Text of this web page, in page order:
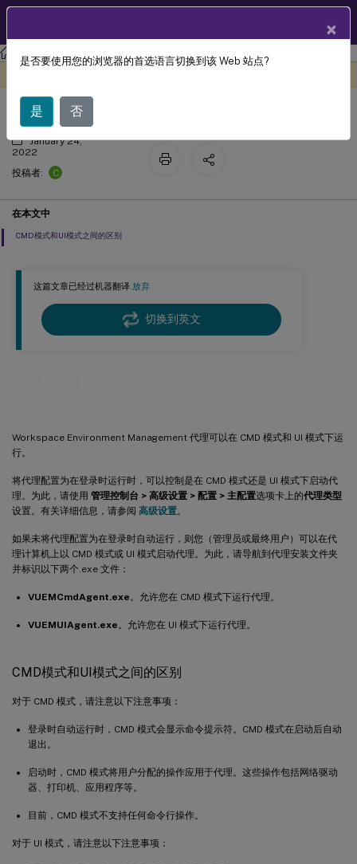
工作区环境管理 工作区环境管理 2503
这篇文章已经过机器翻译.放弃
切换到英文
Workspace Environment Management 代理可以在 CMD 模式和 UI 模式下运
行。
将代理配置为在登录时运行时，可以控制是在 CMD 模式还是 UI 模式下启动代
理。为此，请使用 管理控制台 > 高级设置 > 配置 > 主配置选项卡上的代理类型
设置。有关详细信息，请参阅 高级设置。
如果未将代理配置为在登录时自动运行，则您（管理员或最终用户）可以在代
理计算机上以 CMD 模式或 UI 模式启动代理。为此，请导航到代理安装文件夹
并标识以下两个.exe 文件：
VUEMCmdAgent.exe 。允许您在 CMD 模式下运行代理。
VUEMUIAgent.exe 。允许您在 UI 模式下运行代理。
CMD模式和UI模式之间的区别
对于 CMD 模式，请注意以下注意事项：
登录时自动运行时，CMD 模式会显示命令提示符。CMD 模式在启动后自动
退出。
启动时，CMD 模式将用户分配的操作应用于代理。这些操作包括网络驱动
器、打印机、应用程序等。
目前，CMD 模式不支持任何命令行操作。
对于 UI 模式，请注意以下注意事项：
CMD 和 UI 模式下的代理
January 24,
2022
投稿者:
C
在本文中
CMD模式和UI模式之间的区别
×
是否要使用您的浏览器的首选语言切换到该 Web 站点?
是 否